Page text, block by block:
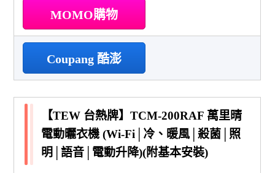
MOMO購物
Coupang 酷澎
【TEW 台熱牌】TCM-200RAF 萬里晴
電動曬衣機 (Wi-Fi│冷、暖風│殺菌│照
明│語音│電動升降)(附基本安裝)